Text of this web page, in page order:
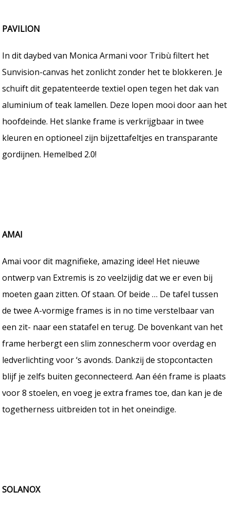
PAVILION
In dit daybed van Monica Armani voor Tribù filtert het
Sunvision-canvas het zonlicht zonder het te blokkeren. Je
schuift dit gepatenteerde textiel open tegen het dak van
aluminium of teak lamellen. Deze lopen mooi door aan het
hoofdeinde. Het slanke frame is verkrijgbaar in twee
kleuren en optioneel zijn bijzettafeltjes en transparante
gordijnen. Hemelbed 2.0!
AMAI
Amai voor dit magnifieke, amazing idee! Het nieuwe
ontwerp van Extremis is zo veelzijdig dat we er even bij
moeten gaan zitten. Of staan. Of beide … De tafel tussen
de twee A-vormige frames is in no time verstelbaar van
een zit- naar een statafel en terug. De bovenkant van het
frame herbergt een slim zonnescherm voor overdag en
ledverlichting voor ‘s avonds. Dankzij de stopcontacten
blijf je zelfs buiten geconnecteerd. Aan één frame is plaats
voor 8 stoelen, en voeg je extra frames toe, dan kan je de
togetherness uitbreiden tot in het oneindige.
SOLANOX